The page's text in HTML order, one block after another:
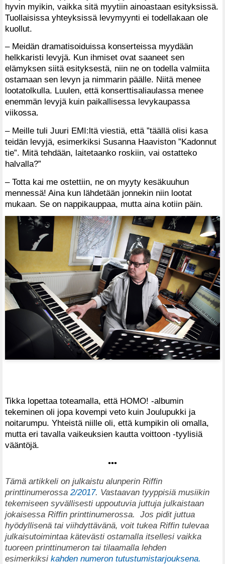
hyvin myikin, vaikka sitä myytiin ainoastaan esityksissä.
Tuollaisissa yhteyksissä levymyynti ei todellakaan ole
kuollut.
– Meidän dramatisoiduissa konserteissa myydään
helkkaristi levyjä. Kun ihmiset ovat saaneet sen
elämyksen siitä esityksestä, niin ne on todella valmiita
ostamaan sen levyn ja nimmarin päälle. Niitä menee
lootatolkulla. Luulen, että konserttisaliaulassa menee
enemmän levyjä kuin paikallisessa levykaupassa
viikossa.
– Meille tuli Juuri EMI:ltä viestiä, että ”täällä olisi kasa
teidän levyjä, esimerkiksi Susanna Haaviston ”Kadonnut
tie”. Mitä tehdään, laitetaanko roskiin, vai ostatteko
halvalla?”
– Totta kai me ostettiin, ne on myyty kesäkuuhun
mennessä! Aina kun lähdetään jonnekin niin lootat
mukaan. Se on nappikauppaa, mutta aina kotiin päin.
Tikka lopettaa toteamalla, että HOMO! -albumin
tekeminen oli jopa kovempi veto kuin Joulupukki ja
noitarumpu. Yhteistä niille oli, että kumpikin oli omalla,
mutta eri tavalla vaikeuksien kautta voittoon -tyylisiä
vääntöjä.
•••
Tämä artikkeli on julkaistu alunperin Riffin
printtinumerossa 2/2017. Vastaavan tyyppisiä musiikin
tekemiseen syvällisesti uppoutuvia juttuja julkaistaan
jokaisessa Riffin printtinumerossa. Jos pidit juttua
hyödyllisenä tai viihdyttävänä, voit tukea Riffin tulevaa
julkaisutoimintaa kätevästi ostamalla itsellesi vaikka
tuoreen printtinumeron tai tilaamalla lehden
esimerkiksi kahden numeron tutustumistarjouksena.